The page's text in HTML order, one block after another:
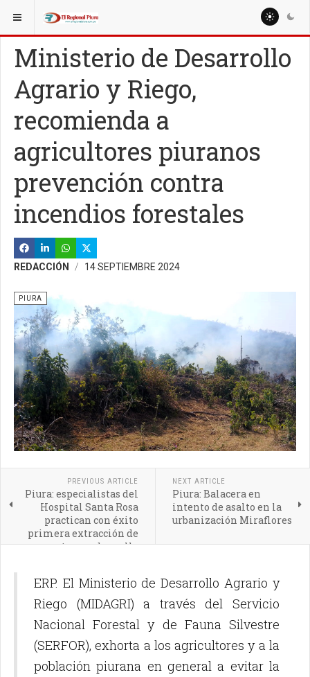
ESTÁ AQUÍ:
Ministerio de Desarrollo
Agrario y Riego,
recomienda a
agricultores piuranos
prevención contra
incendios forestales
REDACCIÓN 14 SEPTIEMBRE 2024
PIURA
PREVIOUS ARTICLE
Piura: especialistas del
Hospital Santa Rosa
practican con éxito
primera extracción de
un tumor de cuello
NEXT ARTICLE
Piura: Balacera en
intento de asalto en la
urbanización Miraflores
ERP. El Ministerio de Desarrollo Agrario y
Riego (MIDAGRI) a través del Servicio
Nacional Forestal y de Fauna Silvestre
(SERFOR), exhorta a los agricultores y a la
población piurana en general a evitar la